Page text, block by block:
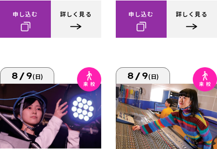
申し込む 詳しく見る 申し込む 詳しく見る
8/9(日) 8/9(日)